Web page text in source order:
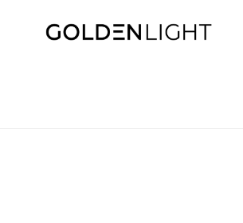
content